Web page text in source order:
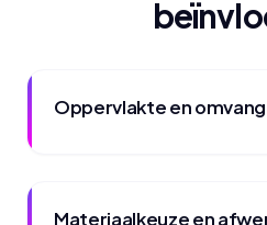
Oppervlakte en omvang
Materiaalkeuze en